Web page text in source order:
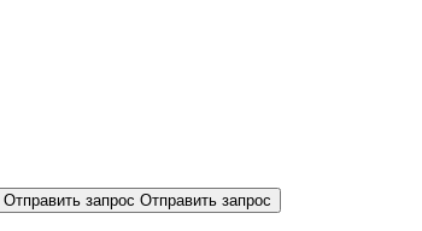
Отправить запрос Отправить запрос